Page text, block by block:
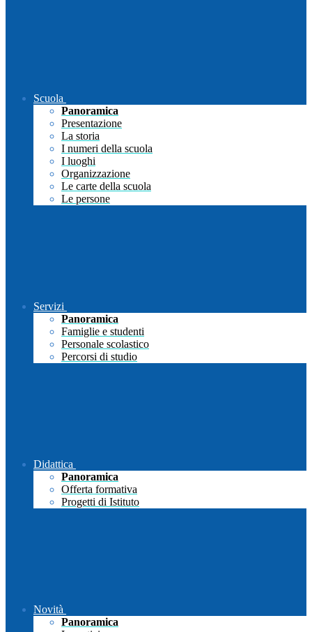
Scuola
Panoramica
Presentazione
La storia
I numeri della scuola
I luoghi
Organizzazione
Le carte della scuola
Le persone
Servizi
Panoramica
Famiglie e studenti
Personale scolastico
Percorsi di studio
Didattica
Panoramica
Offerta formativa
Progetti di Istituto
Novità
Panoramica